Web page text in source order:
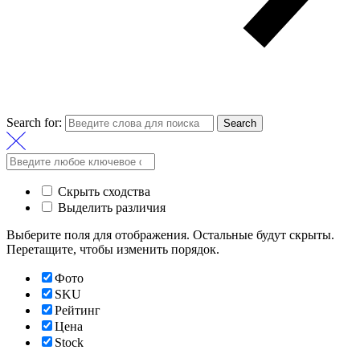
Search for: Search
Скрыть сходства
Выделить различия
Выберите поля для отображения. Остальные будут скрыты.
Перетащите, чтобы изменить порядок.
Фото
SKU
Рейтинг
Цена
Stock